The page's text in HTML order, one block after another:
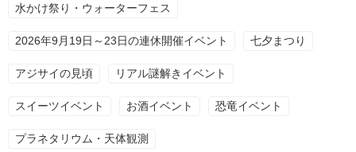
水かけ祭り・ウォーターフェス
2026年9月19日～23日の連休開催イベント 七夕まつり
アジサイの見頃 リアル謎解きイベント
スイーツイベント お酒イベント 恐竜イベント
プラネタリウム・天体観測